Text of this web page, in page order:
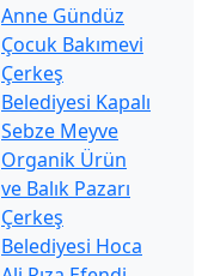
Anne Gündüz
Çocuk Bakımevi
Çerkeş
Belediyesi Kapalı
Sebze Meyve
Organik Ürün
ve Balık Pazarı
Çerkeş
Belediyesi Hoca